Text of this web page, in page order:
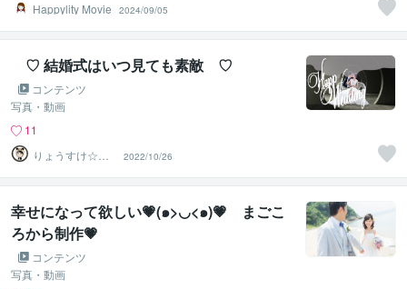
Happylity Movie
2024/09/05
♡ 結婚式はいつ見ても素敵 ♡
コンテンツ
写真・動画
11
りょうすけ☆や
さしい介護タク
シー
2022/10/26
幸せになって欲しい💗(๑>◡<๑)💗 まごこ
ろから制作💗
コンテンツ
写真・動画